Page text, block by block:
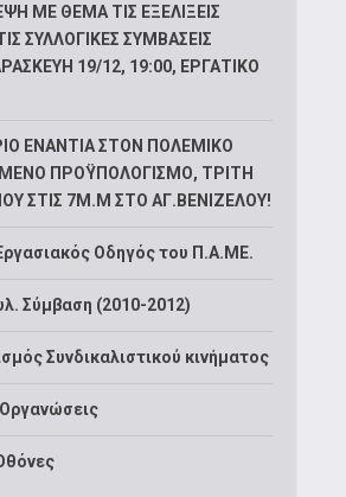
ΜΕ ΘΕΜΑ ΤΙΣ ΕΞΕΛΙΞΕΙΣ
ΣΥΛΛΟΓΙΚΕΣ ΣΥΜΒΑΣΕΙΣ
19/12, 19:00, ΕΡΓΑΤΙΚΟ
ΕΝΑΝΤΙΑ ΣΤΟΝ ΠΟΛΕΜΙΚΟ
ΠΡΟΫΠΟΛΟΓΙΣΜΟ, ΤΡΙΤΗ
ΣΤΙΣ 7Μ.Μ ΣΤΟ ΑΓ.ΒΕΝΙΖΕΛΟΥ!
Οδηγός του Π.Α.ΜΕ.
Σύμβαση (2010-2012)
Συνδικαλιστικού κινήματος